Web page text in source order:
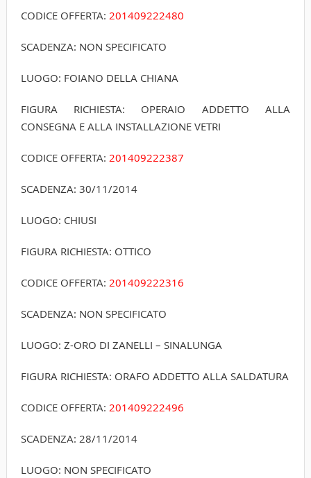
CODICE OFFERTA: 20140922­2480
SCADENZA: NON SPECIFICATO
LUOGO: FOIANO DELLA CHIANA
FIGURA RICHIESTA: OPERAIO ADDETTO ALLA
CONSEGNA E ALLA INSTALLAZIONE VETRI
CODICE OFFERTA: 20140922­2387
SCADENZA: 30/11/2014
LUOGO: CHIUSI
FIGURA RICHIESTA: OTTICO
CODICE OFFERTA: 20140922­2316
SCADENZA: NON SPECIFICATO
LUOGO: Z-ORO DI ZANELLI – SINALUNGA
FIGURA RICHIESTA: ORAFO ADDETTO ALLA SALDATURA
CODICE OFFERTA: 20140922­2496
SCADENZA: 28/11/2014
LUOGO: NON SPECIFICATO